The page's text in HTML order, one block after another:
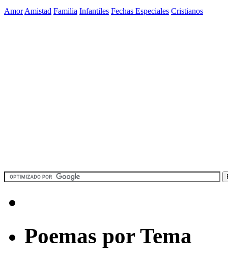
Amor Amistad Familia Infantiles Fechas Especiales Cristianos
Poemas por Tema